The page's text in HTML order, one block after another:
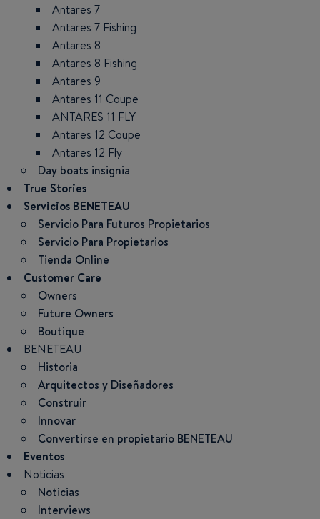
Antares 7
Antares 7 Fishing
Antares 8
Antares 8 Fishing
Antares 9
Antares 11 Coupe
ANTARES 11 FLY
Antares 12 Coupe
Antares 12 Fly
Day boats insignia
True Stories
Servicios BENETEAU
Servicio Para Futuros Propietarios
Servicio Para Propietarios
Tienda Online
Customer Care
Owners
Future Owners
Boutique
BENETEAU
Historia
Arquitectos y Diseñadores
Construir
Innovar
Convertirse en propietario BENETEAU
Eventos
Noticias
Noticias
Interviews